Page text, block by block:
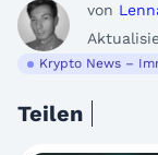
von
Krypto News –
Teilen